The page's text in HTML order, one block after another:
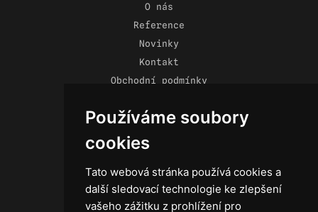
Používáme soubory
cookies
Tato webová stránka používá cookies a
další sledovací technologie ke zlepšení
vašeho zážitku z prohlížení pro
O nás
Reference
Novinky
Kontakt
Obchodní podmínky
Technika
Světla